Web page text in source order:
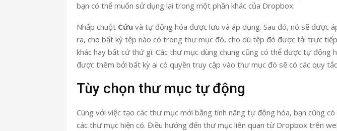
bạn có thể muốn sử dụng lại trong một phần khác của Dropbox.
Nhấp chuột Cứu và tự động hóa được lưu và áp dụng. Sau đó, nó sẽ được
ra, cho bất kỳ tệp nào có trong thư mục đó, cho dù tệp đó được tải trực
khác hay bất cứ thứ gì. Các thư mục dùng chung cũng có thể được tự động
được thêm bởi bất kỳ ai có quyền truy cập vào thư mục đó sẽ có các quy
Tùy chọn thư mục tự động
Cùng với việc tạo các thư mục mới bằng tính năng tự động hóa, bạn cũng
các thư mục hiện có. Điều hướng đến thư mục liên quan từ Dropbox trên